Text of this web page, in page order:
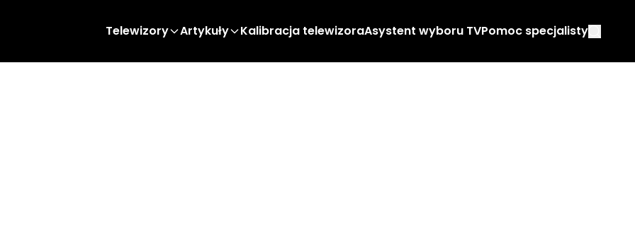
Telewizory Artykuły Kalibracja telewizoraAsystent wyboru TVPomoc specjalisty